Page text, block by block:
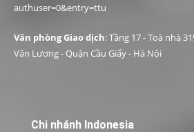
authuser=0&entry=ttu
Văn phòng Giao dịch: Tầng 17 - Toà nhà
Văn Lương - Quận Cầu Giấy - Hà Nội
Chi nhánh Indonesia